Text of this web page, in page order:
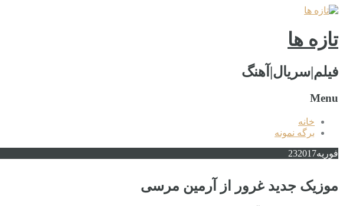
تازه ها
فیلم|سریال|آهنگ
Menu
خانه
برگه نمونه
فوریه 232017
موزیک جدید غرور از آرمین مرسی